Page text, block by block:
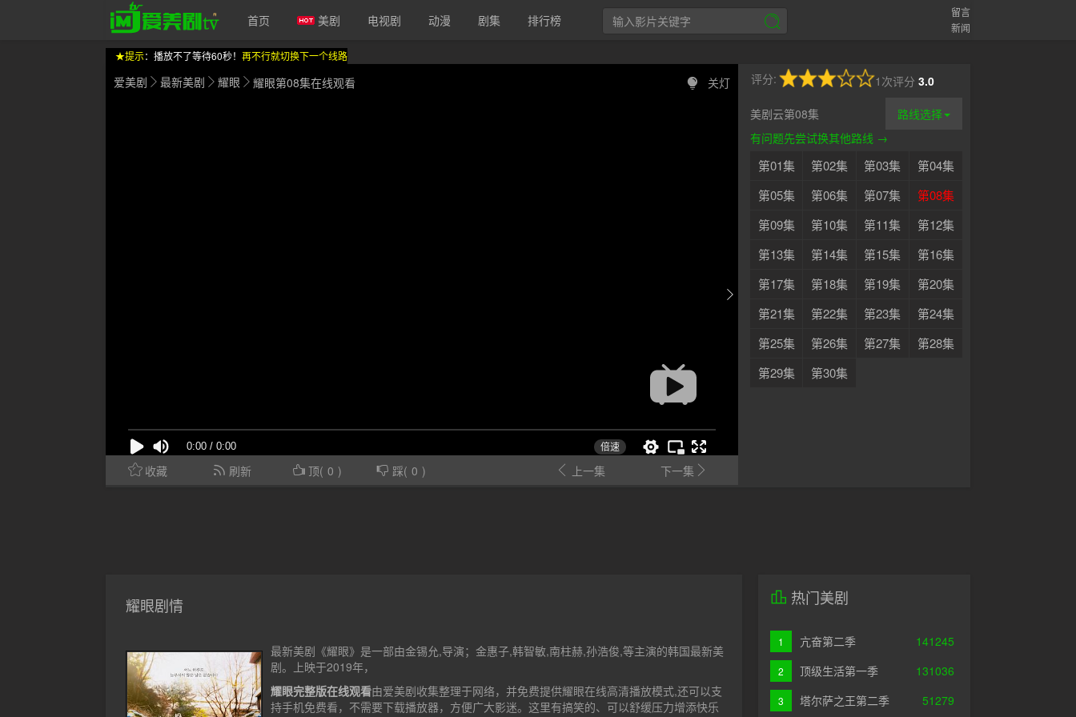
爱美剧
首页 美剧 电视剧 动漫 剧集 排行榜
留言
新闻
★提示：播放不了等待60秒！ 再不行就切换下一个线路
爱美剧 最新美剧 耀眼 耀眼第08集在线观看 关灯
收藏 刷新 顶( 0 ) 踩( 0 ) 上一集 下一集
评分: 3.0
1次评分
路线选择
美剧云第08集
有问题先尝试换其他路线 →
第01集 第02集 第03集
第04集
第05集
第06集 第07集
第08集
第09集
第10集 第11集
第12集
第13集
第14集 第15集
第16集
第17集
第18集 第19集
第20集
第21集
第22集 第23集
第24集
第25集
第26集 第27集
第28集
第29集
第30集
耀眼剧情
最新美剧《耀眼》是一部由金锡允,导演；金惠子,韩智敏,南柱赫,孙浩俊,等主演的韩国最新美
剧。上映于2019年，
耀眼完整版在线观看由爱美剧收集整理于网络，并免费提供耀眼在线高清播放模式,还可以支
持手机免费看，不需要下载播放器，方便广大影迷。这里有搞笑的、可以舒缓压力增添快乐
热门美剧
1 亢奋第二季 141245
2 顶级生活第一季 131036
3 塔尔萨之王第二季 51279